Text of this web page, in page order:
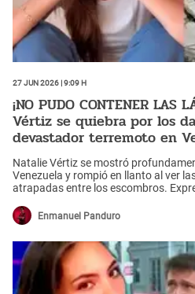
27 Jun 2026 | 9:09 h
¡NO PUDO CONTENER LAS
Vértiz se quiebra por los
devastador terremoto en
Natalie Vértiz se mostró
Venezuela y rompió en llanto al ver
atrapadas entre los escombros.
Enmanuel Panduro